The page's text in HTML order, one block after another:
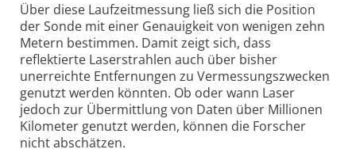
Über diese Laufzeitmessung ließ sich die Position
der Sonde mit einer Genauigkeit von wenigen zehn
Metern bestimmen. Damit zeigt sich, dass
reflektierte Laserstrahlen auch über bisher
unerreichte Entfernungen zu Vermessungszwecken
genutzt werden könnten. Ob oder wann Laser
jedoch zur Übermittlung von Daten über Millionen
Kilometer genutzt werden, können die Forscher
nicht abschätzen.